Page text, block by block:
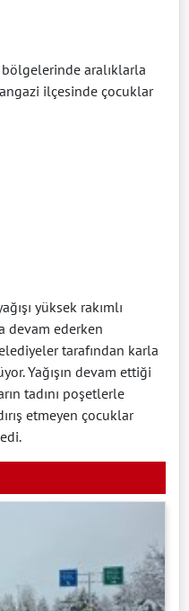
bölgelerinde aralıklarla
ilçesinde çocuklar
yüksek rakımlı
devam ederken
tarafından karla
Yağışın devam ettiği
tadını poşetlerle
etmeyen çocuklar